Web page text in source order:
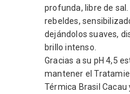
profunda, libre de
rebeldes,
dejándolos suaves,
brillo intenso.
Gracias a su pH 4,5
mantener el
Térmica Brasil Cacau